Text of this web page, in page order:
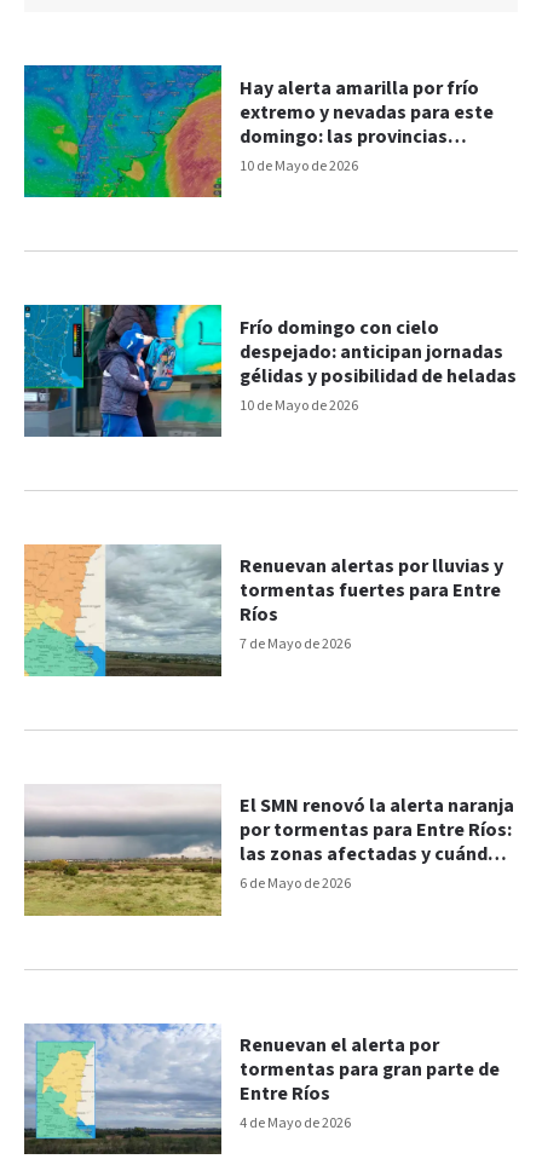
10 de Mayo de 2026
Hay alerta amarilla por frío
extremo y nevadas para este
domingo: las provincias
afectadas
10 de Mayo de 2026
Frío domingo con cielo
despejado: anticipan jornadas
gélidas y posibilidad de heladas
7 de Mayo de 2026
Renuevan alertas por lluvias y
tormentas fuertes para Entre
Ríos
6 de Mayo de 2026
El SMN renovó la alerta naranja
por tormentas para Entre Ríos:
las zonas afectadas y cuándo
llegarían
4 de Mayo de 2026
Renuevan el alerta por
tormentas para gran parte de
Entre Ríos